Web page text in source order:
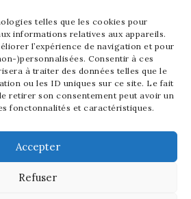
telles que les cookies pour
informations relatives aux appareils.
l’expérience de navigation et pour
)personnalisées. Consentir à ces
à traiter des données telles que le
ou les ID uniques sur ce site. Le fait
retirer son consentement peut avoir un
fonctonnalités et caractéristiques.
Accepter
Refuser
je fusionne ma
et l'économie des célébrités.
site et la poterie, je trouve le
de mes activités. Mère d'un
je partage avec lui l'amour de